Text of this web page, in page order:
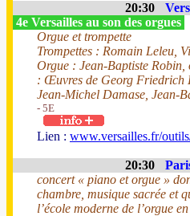
20:30
4e Versailles au son des orgues
Orgue et trompette
Trompettes : Romain Leleu,
Orgue : Jean-Baptiste
: Œuvres de Georg Friedrich
Jean-Michel Damase, Jean-
- 5E
Lien : www.versailles.fr/
20:30
concert « piano et orgue »
chambre, musique sacrée et
l’école moderne de l’orgue